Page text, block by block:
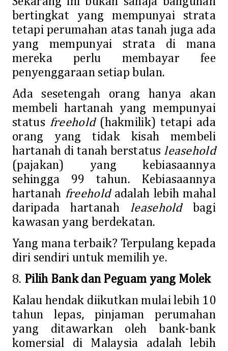
bertingkat yang mempunyai strata
tetapi perumahan atas tanah juga ada
yang mempunyai strata di mana
mereka perlu membayar fee
penyenggaraan setiap bulan.
Ada sesetengah orang hanya akan
membeli hartanah yang mempunyai
status freehold(hakmilik) tetapi ada
orang yang tidak kisah membeli
hartanah di tanah berstatus leasehold
(pajakan) yang kebiasaannya
sehingga 99 tahun. Kebiasaannya
hartanah freehold adalah lebih mahal
daripada hartanah leaseholdbagi
kawasan yang berdekatan.
Yang mana terbaik? Terpulang kepada
diri sendiri untuk memilih ye.
8. Pilih Bank dan Peguam yang Molek
Kalau hendak diikutkan mulai lebih 10
tahun lepas, pinjaman perumahan
yang ditawarkan oleh bank-bank
komersial di Malaysia adalah lebih